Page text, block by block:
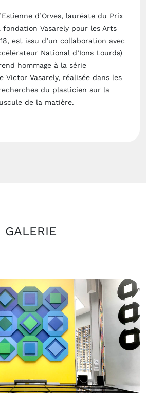
d’Orves, lauréate du Prix
Vasarely pour les Arts
est issu d’un collaboration avec
National d’Ions Lourds)
hommage à la série
Victor Vasarely, réalisée dans les
du plasticien sur la
de la matière.
GALERIE